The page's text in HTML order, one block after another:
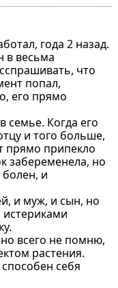
года 2 назад.
в весьма
что
попал,
его прямо
семье. Когда его
и того больше,
прямо припекло
забеременела, но
болен, и
и муж, и сын, но
истериками
всего не помню,
растения.
себя